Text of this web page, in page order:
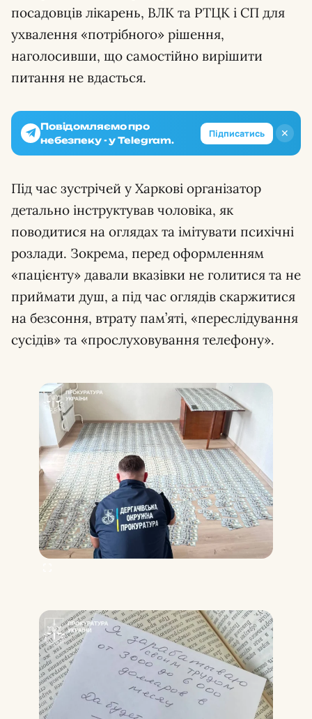
посадовців лікарень, ВЛК та РТЦК і СП для
ухвалення «потрібного» рішення,
наголосивши, що самостійно вирішити
питання не вдасться.
✕
Повідомляємо про
небезпеку - у Telegram.
Підписатись
Під час зустрічей у Харкові організатор
детально інструктував чоловіка, як
поводитися на оглядах та імітувати психічні
розлади. Зокрема, перед оформленням
«пацієнту» давали вказівки не голитися та не
приймати душ, а під час оглядів скаржитися
на безсоння, втрату пам’яті, «переслідування
сусідів» та «прослуховування телефону».